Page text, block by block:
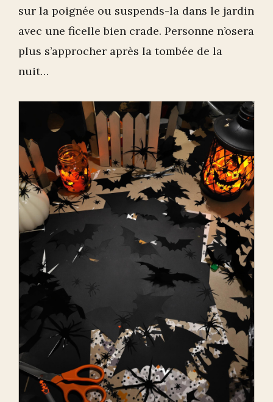
sur la poignée ou suspends-la dans le jardin
avec une ficelle bien crade. Personne n’osera
plus s’approcher après la tombée de la
nuit…